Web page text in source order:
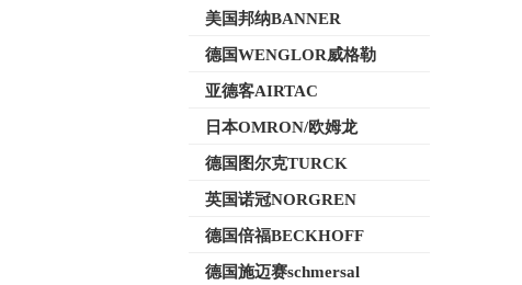
美国邦纳BANNER
德国WENGLOR威格勒
亚德客AIRTAC
日本OMRON/欧姆龙
德国图尔克TURCK
英国诺冠NORGREN
德国倍福BECKHOFF
德国施迈赛schmersal